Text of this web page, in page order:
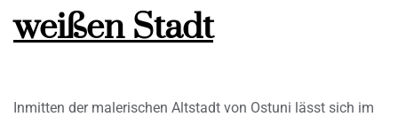
weißen Stadt
Inmitten der malerischen Altstadt von Ostuni lässt sich im